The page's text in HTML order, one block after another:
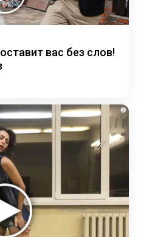
вас без слов!
i